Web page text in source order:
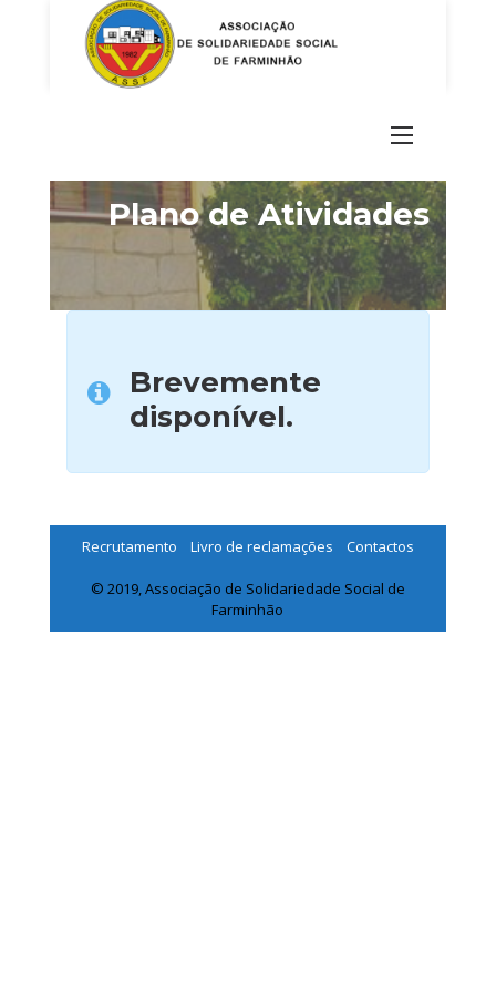
content
Plano de Atividades
Brevemente
disponível.
Recrutamento Livro de reclamações Contactos
© 2019, Associação de Solidariedade Social de
Farminhão